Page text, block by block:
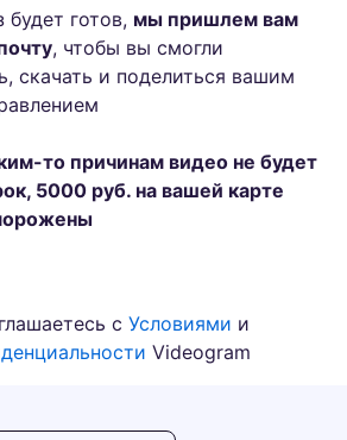
будет готов, мы пришлем вам
, чтобы вы смогли
скачать и поделиться вашим
то причинам видео не будет
5000 руб. на вашей карте
с Условиями и
Videogram